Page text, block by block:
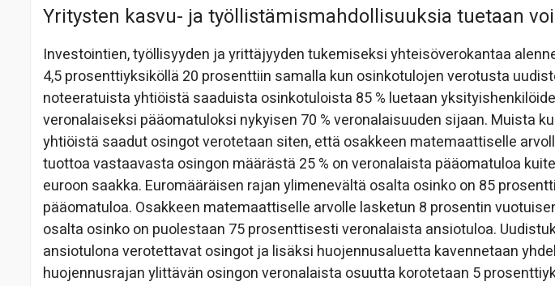
Yritysten kasvu- ja työllistämismahdollisuuksia tuetaan
Investointien, työllisyyden ja yrittäjyyden tukemiseksi yhteisöverokantaa
4,5 prosenttiyksiköllä 20 prosenttiin samalla kun osinkotulojen verotusta
noteeratuista yhtiöistä saaduista osinkotuloista 85 % luetaan
veronalaiseksi pääomatuloksi nykyisen 70 % veronalaisuuden sijaan. Muista
yhtiöistä saadut osingot verotetaan siten, että osakkeen matemaattiselle
tuottoa vastaavasta osingon määrästä 25 % on veronalaista pääomatuloa
euroon saakka. Euromääräisen rajan ylimenevältä osalta osinko on 85
pääomatuloa. Osakkeen matemaattiselle arvolle lasketun 8 prosentin
osalta osinko on puolestaan 75 prosenttisesti veronalaista ansiotuloa.
ansiotulona verotettavat osingot ja lisäksi huojennusaluetta kavennetaan
huojennusrajan ylittävän osingon veronalaista osuutta korotetaan 5